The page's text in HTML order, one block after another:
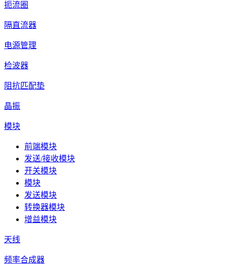
扼流圈
隔直流器
电源管理
检波器
阻抗匹配垫
晶振
模块
前端模块
发送/接收模块
开关模块
模块
发送模块
转换器模块
增益模块
天线
频率合成器